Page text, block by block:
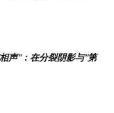
声”：在分裂阴影与“第